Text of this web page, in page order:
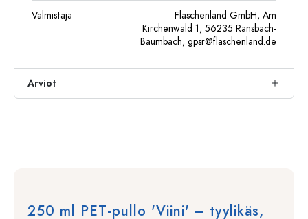
Valmistaja
Flaschenland GmbH, Am
Kirchenwald 1, 56235 Ransbach-
Baumbach, gpsr@flaschenland.de
Arviot
250 ml PET-pullo 'Viini' – tyylikäs,